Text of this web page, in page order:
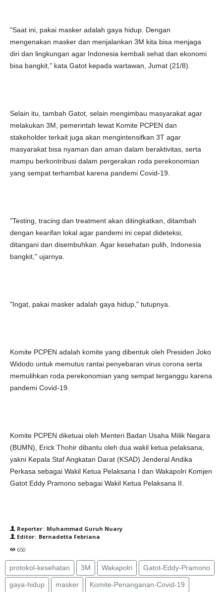
"Saat ini, pakai masker adalah gaya hidup. Dengan
mengenakan masker dan menjalankan 3M kita bisa menjaga
diri dan lingkungan agar Indonesia kembali sehat dan ekonomi
bisa bangkit," kata Gatot kepada wartawan, Jumat (21/8).
Selain itu, tambah Gatot, selain mengimbau masyarakat agar
melakukan 3M, pemerintah lewat Komite PCPEN dan
stakeholder terkait juga akan mengintensifkan 3T agar
masyarakat bisa nyaman dan aman dalam beraktivitas, serta
mampu berkontribusi dalam pergerakan roda perekonomian
yang sempat terhambat karena pandemi Covid-19.
"Testing, tracing dan treatment akan ditingkatkan, ditambah
dengan kearifan lokal agar pandemi ini cepat dideteksi,
ditangani dan disembuhkan. Agar kesehatan pulih, Indonesia
bangkit," ujarnya.
"Ingat, pakai masker adalah gaya hidup," tutupnya.
Komite PCPEN adalah komite yang dibentuk oleh Presiden Joko
Widodo untuk memutus rantai penyebaran virus corona serta
memulihkan roda perekonomian yang sempat terganggu karena
pandemi Covid-19.
Komite PCPEN diketuai oleh Menteri Badan Usaha Milik Negara
(BUMN), Erick Thohir dibantu oleh dua wakil ketua pelaksana,
yakni Kepala Staf Angkatan Darat (KSAD) Jenderal Andika
Perkasa sebagai Wakil Ketua Pelaksana I dan Wakapolri Komjen
Gatot Eddy Pramono sebagai Wakil Ketua Pelaksana II.
Reporter: Muhammad Guruh Nuary
Editor: Bernadetta Febriana
650
protokol-kesehatan 3M Wakapolri Gatot-Eddy-Pramono
gaya-hidup masker Komite-Penanganan-Covid-19